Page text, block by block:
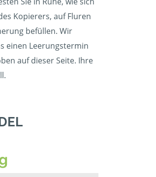
Kopierers, auf Fluren
befüllen. Wir
einen Leerungstermin
auf dieser Seite. Ihre